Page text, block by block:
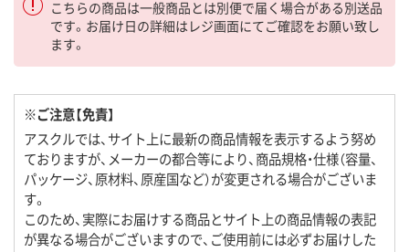
こちらの商品は一般商品とは別便で届く場合がある別送品
です。お届け日の詳細はレジ画面にてご確認をお願い致し
ます。
※ご注意【免責】
アスクルでは、サイト上に最新の商品情報を表示するよう努め
ておりますが、メーカーの都合等により、商品規格・仕様（容量、
パッケージ、原材料、原産国など）が変更される場合がございま
す。
このため、実際にお届けする商品とサイト上の商品情報の表記
が異なる場合がございますので、ご使用前には必ずお届けした